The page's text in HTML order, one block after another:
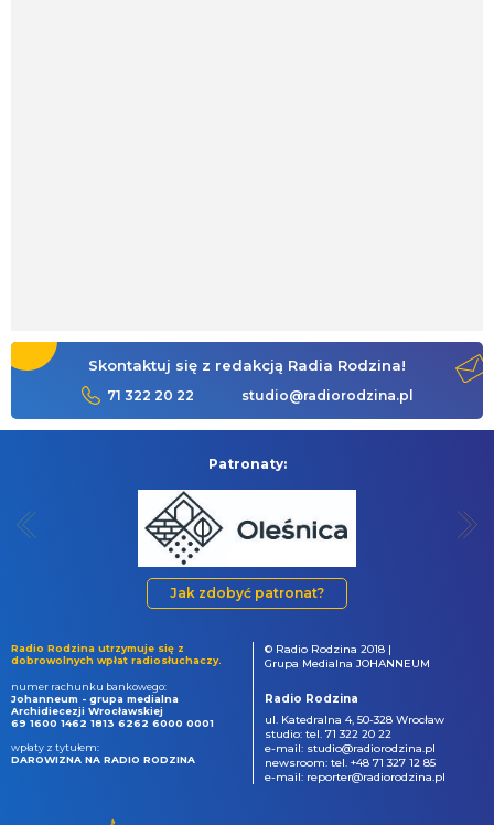
Skontaktuj się z redakcją Radia Rodzina!
71 322 20 22 studio@radiorodzina.pl
Patronaty:
Jak zdobyć patronat?
Radio Rodzina utrzymuje się z
dobrowolnych wpłat radiosłuchaczy.
numer rachunku bankowego:
Johanneum - grupa medialna
Archidiecezji Wrocławskiej
69 1600 1462 1813 6262 6000 0001
wpłaty z tytułem:
DAROWIZNA NA RADIO RODZINA
© Radio Rodzina 2018 |
Grupa Medialna JOHANNEUM
Radio Rodzina
ul. Katedralna 4, 50-328 Wrocław
studio: tel. 71 322 20 22
e-mail: studio@radiorodzina.pl
newsroom: tel. +48 71 327 12 85
e-mail: reporter@radiorodzina.pl